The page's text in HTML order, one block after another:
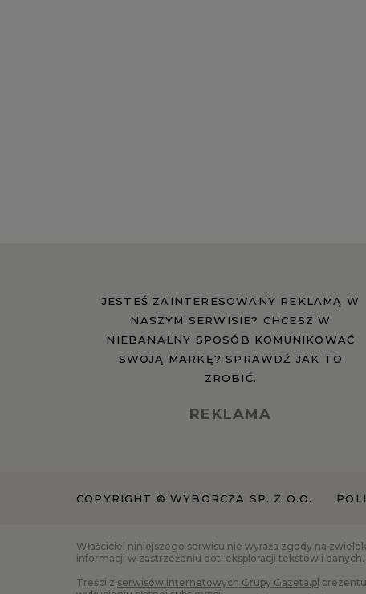
JESTEŚ ZAINTERESOWANY REKLAMĄ W
NASZYM SERWISIE? CHCESZ W
NIEBANALNY SPOSÓB KOMUNIKOWAĆ
SWOJĄ MARKĘ? SPRAWDŹ JAK TO
ZROBIĆ.
REKLAMA
COPYRIGHT © WYBORCZA SP. Z O.O.
Właściciel niniejszego serwisu nie wyraża zgody na
informacji w zastrzeżeniu dot. eksploracji tekstów i danych.
Treści z serwisów internetowych Grupy Gazeta.pl